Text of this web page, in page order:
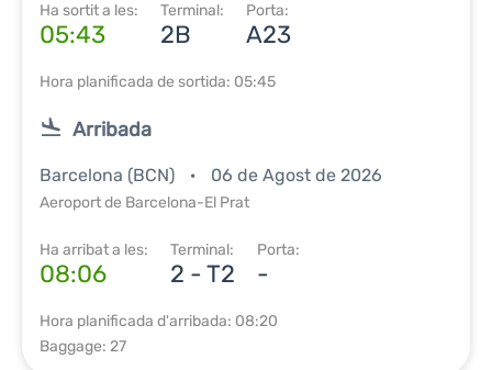
Ha sortit a les:
05:43
Terminal:
2B
Porta:
A23
Hora planificada de sortida: 05:45
Arribada
Barcelona (BCN) 06 de Agost de 2026
Aeroport de Barcelona-El Prat
Ha arribat a les:
08:06
Terminal:
2 - T2
Porta:
-
Hora planificada d'arribada: 08:20
Baggage: 27